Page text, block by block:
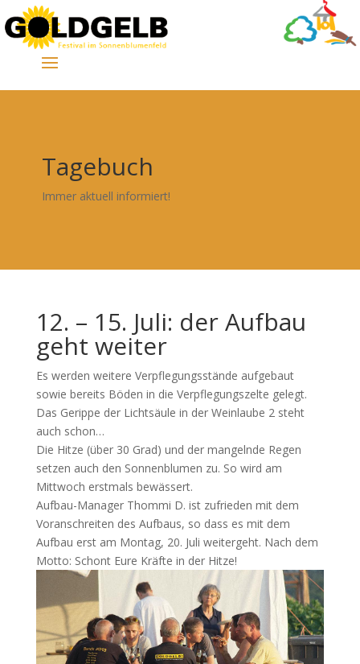
Tagebuch
Immer aktuell informiert!
12. – 15. Juli: der Aufbau
geht weiter
Es werden weitere Verpflegungsstände aufgebaut
sowie bereits Böden in die Verpflegungszelte gelegt.
Das Gerippe der Lichtsäule in der Weinlaube 2 steht
auch schon…
Die Hitze (über 30 Grad) und der mangelnde Regen
setzen auch den Sonnenblumen zu. So wird am
Mittwoch erstmals bewässert.
Aufbau-Manager Thommi D. ist zufrieden mit dem
Voranschreiten des Aufbaus, so dass es mit dem
Aufbau erst am Montag, 20. Juli weitergeht. Nach dem
Motto: Schont Eure Kräfte in der Hitze!